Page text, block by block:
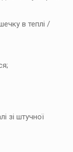
в теплі /
зі штучної